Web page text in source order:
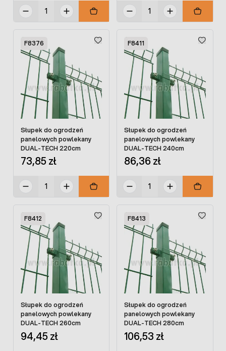
F8376
Słupek do ogrodzeń
panelowych powlekany
DUAL-TECH 220cm
73,85 zł
F8411
Słupek do ogrodzeń
panelowych powlekany
DUAL-TECH 240cm
86,36 zł
F8412
Słupek do ogrodzeń
panelowych powlekany
DUAL-TECH 260cm
94,45 zł
F8413
Słupek do ogrodzeń
panelowych powlekany
DUAL-TECH 280cm
106,53 zł